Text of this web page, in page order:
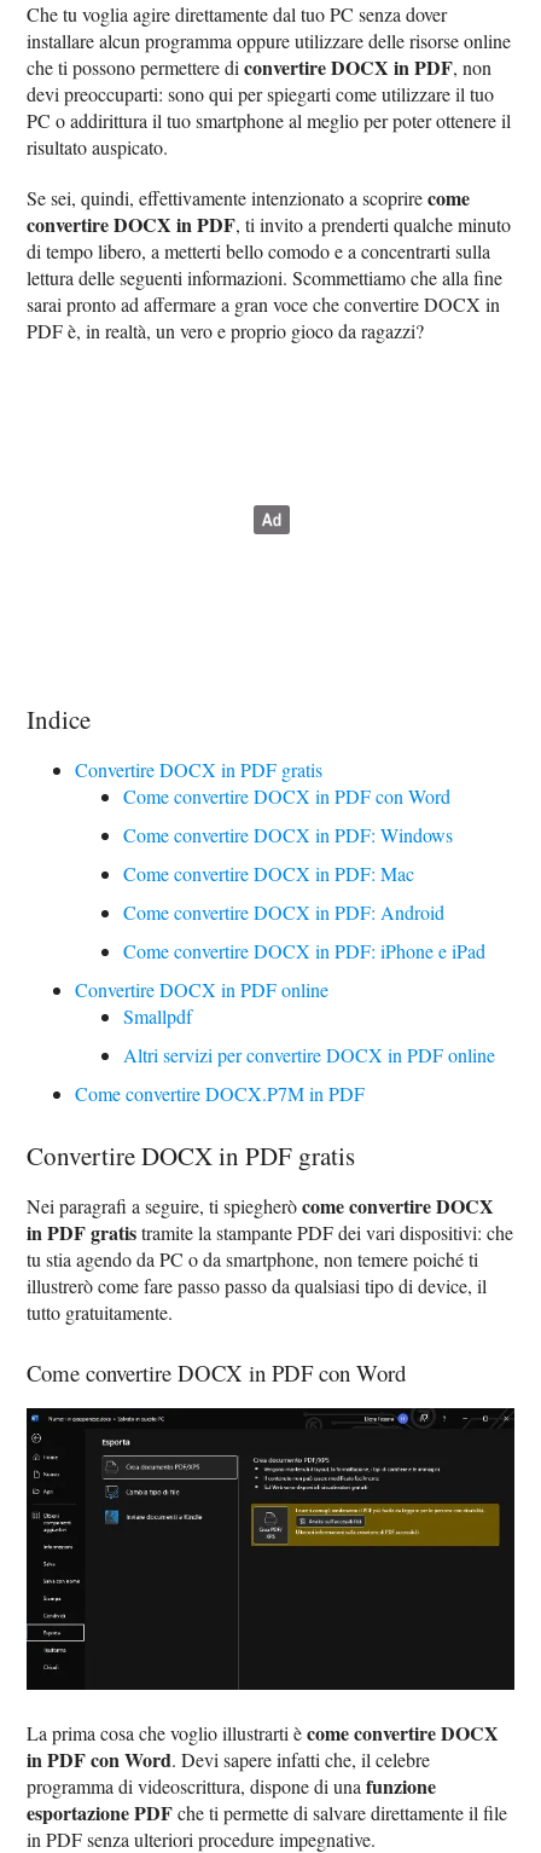
Che tu voglia agire direttamente dal tuo PC senza dover
installare alcun programma oppure utilizzare delle risorse online
che ti possono permettere diconvertire DOCX in PDF, non
devi preoccuparti: sono qui per spiegarti come utilizzare il tuo
PC o addirittura il tuo smartphone al meglio per poter ottenere il
risultato auspicato.
Se sei, quindi, effettivamente intenzionato a scoprirecome
convertire DOCX in PDF, ti invito a prenderti qualche minuto
di tempo libero, a metterti bello comodo e a concentrarti sulla
lettura delle seguenti informazioni. Scommettiamo che alla fine
sarai pronto ad affermare a gran voce che convertire DOCX in
PDF è, in realtà, un vero e proprio gioco da ragazzi?
Indice
Convertire DOCX in PDF gratis
Come convertire DOCX in PDF con Word
Come convertire DOCX in PDF: Windows
Come convertire DOCX in PDF: Mac
Come convertire DOCX in PDF: Android
Come convertire DOCX in PDF: iPhone e iPad
Convertire DOCX in PDF online
Smallpdf
Altri servizi per convertire DOCX in PDF online
Come convertire DOCX.P7M in PDF
Convertire DOCX in PDF gratis
Nei paragrafi a seguire, ti spiegheròcome convertire DOCX
in PDF gratistramite la stampante PDF dei vari dispositivi: che
tu stia agendo da PC o da smartphone, non temere poiché ti
illustrerò come fare passo passo da qualsiasi tipo di device, il
tutto gratuitamente.
Come convertire DOCX in PDF con Word
La prima cosa che voglio illustrarti ècome convertire DOCX
in PDF con Word. Devi sapere infatti che, il celebre
programma di videoscrittura, dispone di unafunzione
esportazione PDFche ti permette di salvare direttamente il file
in PDF senza ulteriori procedure impegnative.